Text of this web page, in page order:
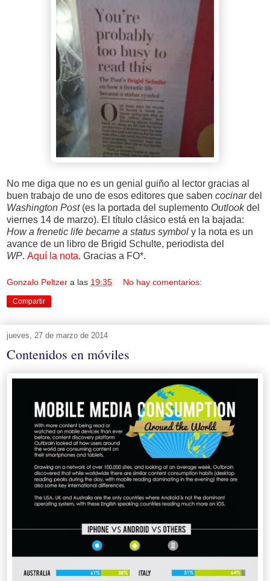
No me diga que no es un genial guiño al lector gracias al
buen trabajo de uno de esos editores que saben cocinardel
Washington Post(es la portada del suplemento Outlookdel
viernes 14 de marzo). El título clásico está en la bajada:
How a frenetic life became a status symbol y la nota es un
avance de un libro de Brigid Schulte, periodista del
WP. Aquí la nota. Gracias a FO*.
Gonzalo Peltzer a las 19:35 No hay comentarios:
Compartir
jueves, 27 de marzo de 2014
Contenidos en móviles